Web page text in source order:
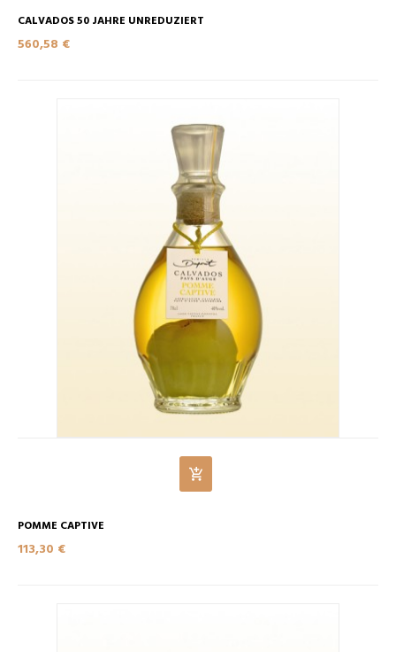
CALVADOS 50 JAHRE UNREDUZIERT
560,58 €
POMME CAPTIVE
113,30 €